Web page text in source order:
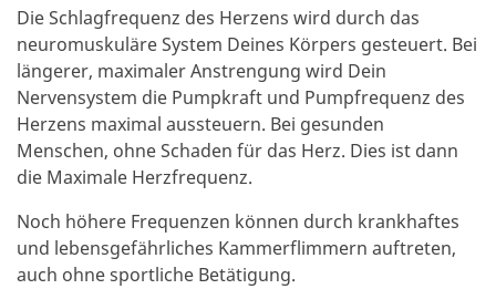
Die Schlagfrequenz des Herzens wird durch das
neuromuskuläre System Deines Körpers gesteuert. Bei
längerer, maximaler Anstrengung wird Dein
Nervensystem die Pumpkraft und Pumpfrequenz des
Herzens maximal aussteuern. Bei gesunden
Menschen, ohne Schaden für das Herz. Dies ist dann
die Maximale Herzfrequenz.
Noch höhere Frequenzen können durch krankhaftes
und lebensgefährliches Kammerflimmern auftreten,
auch ohne sportliche Betätigung.